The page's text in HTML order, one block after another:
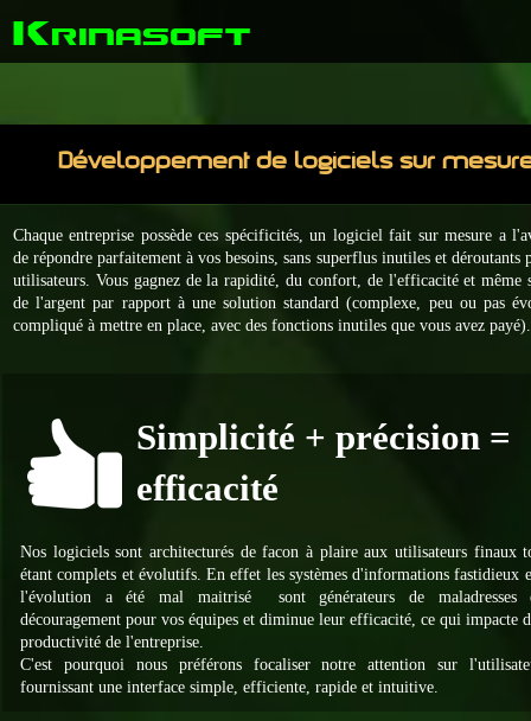
Krinasoft
Développement de logiciels sur
Chaque entreprise possède ces spécificités, un logiciel fait sur mesure a
de répondre parfaitement à vos besoins, sans superflus inutiles et déroutants
utilisateurs. Vous gagnez de la rapidité, du confort, de l'efficacité et même
de l'argent par rapport à une solution standard (complexe, peu ou pas
compliqué à mettre en place, avec des fonctions inutiles que vous avez payé)
Simplicité + précision =
efficacité
Nos logiciels sont architecturés de facon à plaire aux utilisateurs finaux
étant complets et évolutifs. En effet les systèmes d'informations fastidieux
l'évolution a été mal maitrisé sont générateurs de maladresses
découragement pour vos équipes et diminue leur efficacité, ce qui impacte
productivité de l'entreprise.
C'est pourquoi nous préférons focaliser notre attention sur
fournissant une interface simple, efficiente, rapide et intuitive.